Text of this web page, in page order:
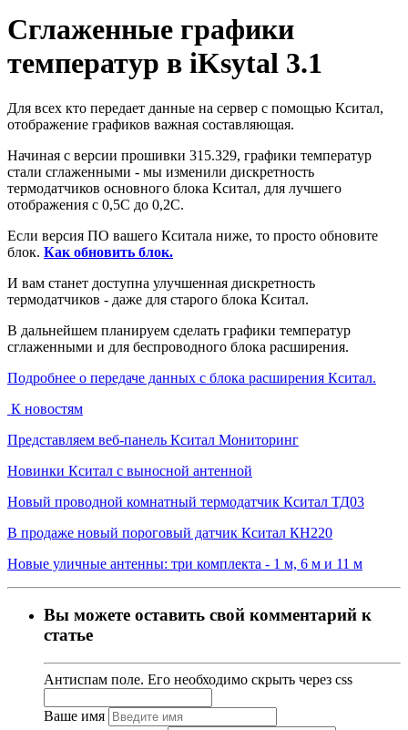
Сглаженные графики
температур в iKsytal 3.1
Для всех кто передает данные на сервер с помощью Кситал,
отображение графиков важная составляющая.
Начиная с версии прошивки 315.329, графики температур
стали сглаженными - мы изменили дискретность
термодатчиков основного блока Кситал, для лучшего
отображения с 0,5С до 0,2С.
Если версия ПО вашего Кситала ниже, то просто обновите
блок. Как обновить блок.
И вам станет доступна улучшенная дискретность
термодатчиков - даже для старого блока Кситал.
В дальнейшем планируем сделать графики температур
сглаженными и для беспроводного блока расширения.
Подробнее о передаче данных с блока расширения Кситал.
К новостям
Представляем веб-панель Кситал Мониторинг
Новинки Кситал с выносной антенной
Новый проводной комнатный термодатчик Кситал ТД03
В продаже новый пороговый датчик Кситал КН220
Новые уличные антенны: три комплекта - 1 м, 6 м и 11 м
Вы можете оставить свой комментарий к
статье
Антиспам поле. Его необходимо скрыть через css
Ваше имя